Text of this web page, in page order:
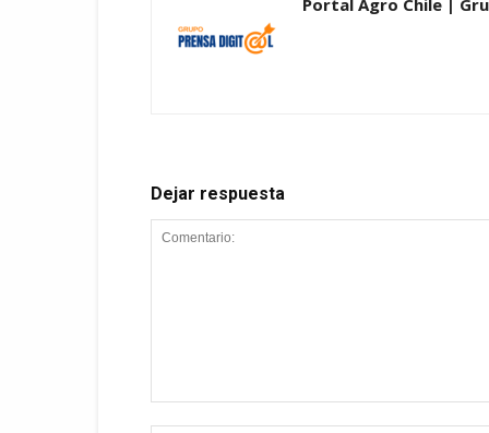
Portal Agro Chile |
Dejar respuesta